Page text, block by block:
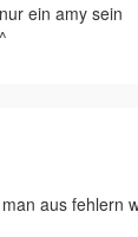
ein amy sein
aus fehlern